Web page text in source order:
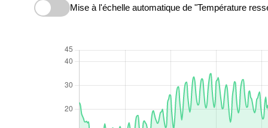
Mise à l'échelle automatique de "Température